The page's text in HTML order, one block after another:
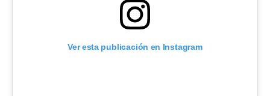
Ver esta publicación en Instagram